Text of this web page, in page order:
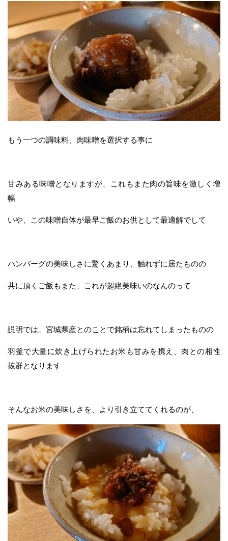
もう一つの調味料、肉味噌を選択する事に
甘みある味噌となりますが、これもまた肉の旨味を激しく増
幅
いや、この味噌自体が最早ご飯のお供として最適解でして
ハンバーグの美味しさに驚くあまり、触れずに居たものの
共に頂くご飯もまた、これが超絶美味いのなんのって
説明では、宮城県産とのことで銘柄は忘れてしまったものの
羽釜で大量に炊き上げられたお米も甘みを携え、肉との相性
抜群となります
そんなお米の美味しさを、より引き立ててくれるのが、